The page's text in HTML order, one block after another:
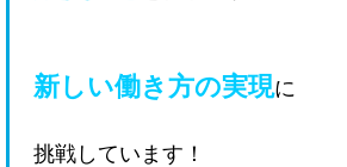
新しい働き方の実現に
挑戦しています！